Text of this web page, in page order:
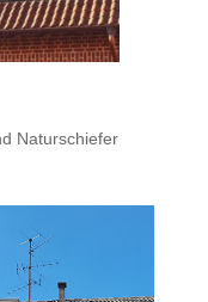
Naturschiefer